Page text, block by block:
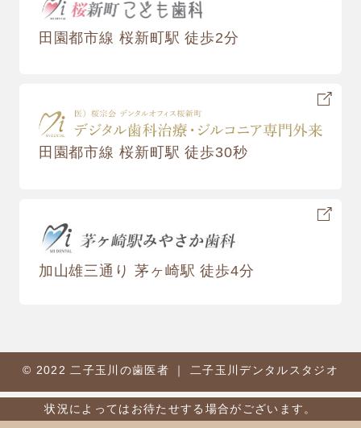
状況によってはお待たせする場合がございます。
田園都市線 桜新町駅 徒歩2分
田園都市線 桜新町駅 徒歩30秒
加山雄三通り 茅ヶ崎駅 徒歩4分
© 2022 二子玉川の歯医者 ｜ 二子玉川デンタルスタジオ